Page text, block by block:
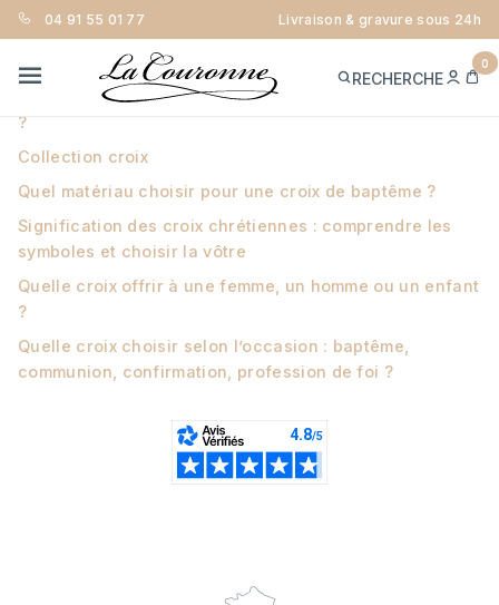
04 91 55 01 77 Livraison & gravure sous 24h
RECHERCHE
ME
0
GUIDE SUR NOS CROIX
Quelle croix offrir pour un baptême ou une communion
?
Collection croix
Quel matériau choisir pour une croix de baptême ?
Signification des croix chrétiennes : comprendre les
symboles et choisir la vôtre
Quelle croix offrir à une femme, un homme ou un enfant
?
Quelle croix choisir selon l’occasion : baptême,
communion, confirmation, profession de foi ?